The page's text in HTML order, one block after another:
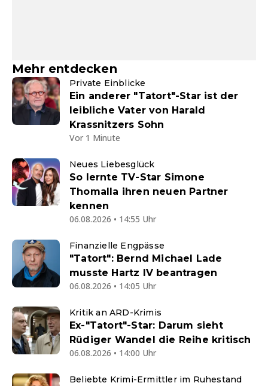
Mehr entdecken
Private Einblicke
Ein anderer "Tatort"-Star ist der
leibliche Vater von Harald
Krassnitzers Sohn
Vor 1 Minute
Neues Liebesglück
So lernte TV-Star Simone
Thomalla ihren neuen Partner
kennen
06.08.2026 • 14:55 Uhr
Finanzielle Engpässe
"Tatort": Bernd Michael Lade
musste Hartz IV beantragen
06.08.2026 • 14:05 Uhr
Kritik an ARD-Krimis
Ex-"Tatort"-Star: Darum sieht
Rüdiger Wandel die Reihe kritisch
06.08.2026 • 14:00 Uhr
Beliebte Krimi-Ermittler im Ruhestand